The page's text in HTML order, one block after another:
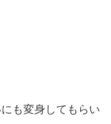
も変身してもらい